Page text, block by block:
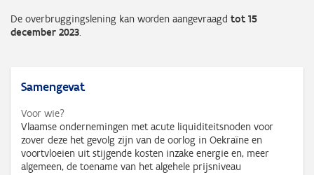
De overbruggingslening kan worden aangevraagd tot 15
december 2023.
Samengevat
Voor wie?
Vlaamse ondernemingen met acute liquiditeitsnoden voor
zover deze het gevolg zijn van de oorlog in Oekraïne en
voortvloeien uit stijgende kosten inzake energie en, meer
algemeen, de toename van het algehele prijsniveau